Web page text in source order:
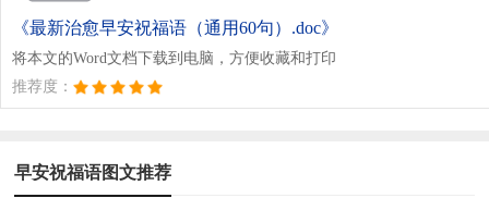
《最新治愈早安祝福语（通用60句）.doc》
将本文的Word文档下载到电脑，方便收藏和打印
推荐度：
早安祝福语图文推荐